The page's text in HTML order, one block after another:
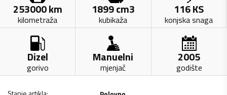
253000km
kilometraža
1899cm3
kubikaža
116KS
konjska snaga
Dizel
gorivo
Manuelni
mjenjač
2005
godište